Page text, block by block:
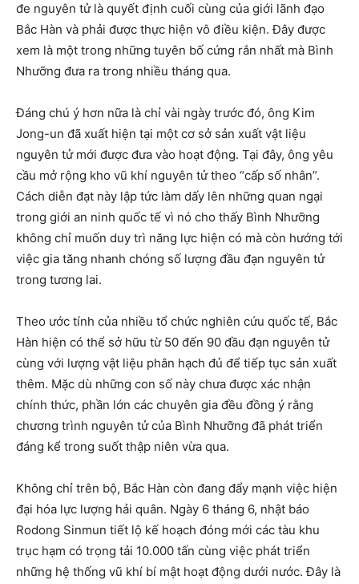
đe nguyên tử là quyết định cuối cùng của giới lãnh đạo
Bắc Hàn và phải được thực hiện vô điều kiện. Đây được
xem là một trong những tuyên bố cứng rắn nhất mà Bình
Nhưỡng đưa ra trong nhiều tháng qua.
Đáng chú ý hơn nữa là chỉ vài ngày trước đó, ông Kim
Jong-un đã xuất hiện tại một cơ sở sản xuất vật liệu
nguyên tử mới được đưa vào hoạt động. Tại đây, ông yêu
cầu mở rộng kho vũ khí nguyên tử theo “cấp số nhân”.
Cách diễn đạt này lập tức làm dấy lên những quan ngại
trong giới an ninh quốc tế vì nó cho thấy Bình Nhưỡng
không chỉ muốn duy trì năng lực hiện có mà còn hướng tới
việc gia tăng nhanh chóng số lượng đầu đạn nguyên tử
trong tương lai.
Theo ước tính của nhiều tổ chức nghiên cứu quốc tế, Bắc
Hàn hiện có thể sở hữu từ 50 đến 90 đầu đạn nguyên tử
cùng với lượng vật liệu phân hạch đủ để tiếp tục sản xuất
thêm. Mặc dù những con số này chưa được xác nhận
chính thức, phần lớn các chuyên gia đều đồng ý rằng
chương trình nguyên tử của Bình Nhưỡng đã phát triển
đáng kể trong suốt thập niên vừa qua.
Không chỉ trên bộ, Bắc Hàn còn đang đẩy mạnh việc hiện
đại hóa lực lượng hải quân. Ngày 6 tháng 6, nhật báo
Rodong Sinmun tiết lộ kế hoạch đóng mới các tàu khu
trục hạm có trọng tải 10.000 tấn cùng việc phát triển
những hệ thống vũ khí bí mật hoạt động dưới nước. Đây là